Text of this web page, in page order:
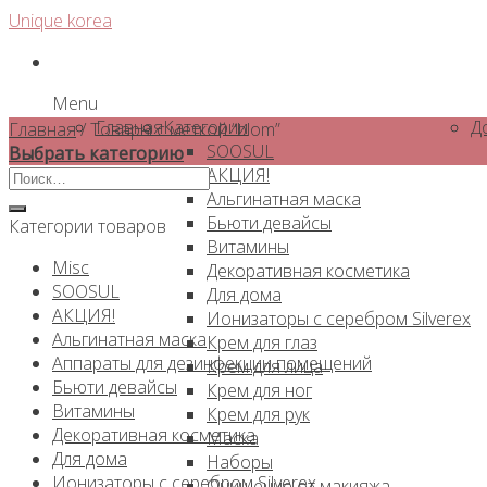
Skip
content
Unique korea
Menu
ГлавнаяКатегории
SOOSUL
АКЦИЯ!
Альгинатная маска
Бьюти девайсы
Витамины
Декоративная косметика
Для дома
Ионизаторы с серебром Silverex
Крем для глаз
Крем для лица
Крем для ног
Крем для рук
Маска
Наборы
Главная/Товары с меткой “blom”
Выбрать категорию
Искать:
Категории товаров
Misc
SOOSUL
АКЦИЯ!
Альгинатная маска
Аппараты для дезинфекции помещений
Бьюти девайсы
Витамины
Декоративная косметика
Для дома